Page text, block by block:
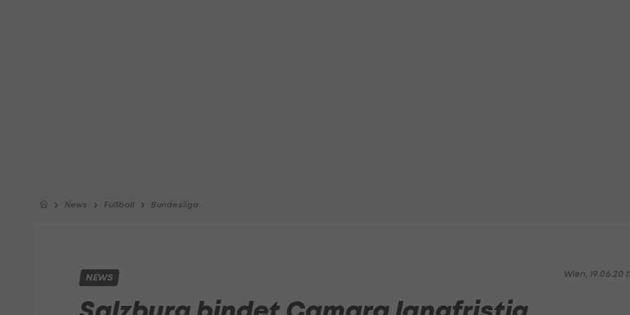
News Fußball Bundesliga
Wien, 19.06.20
NEWS